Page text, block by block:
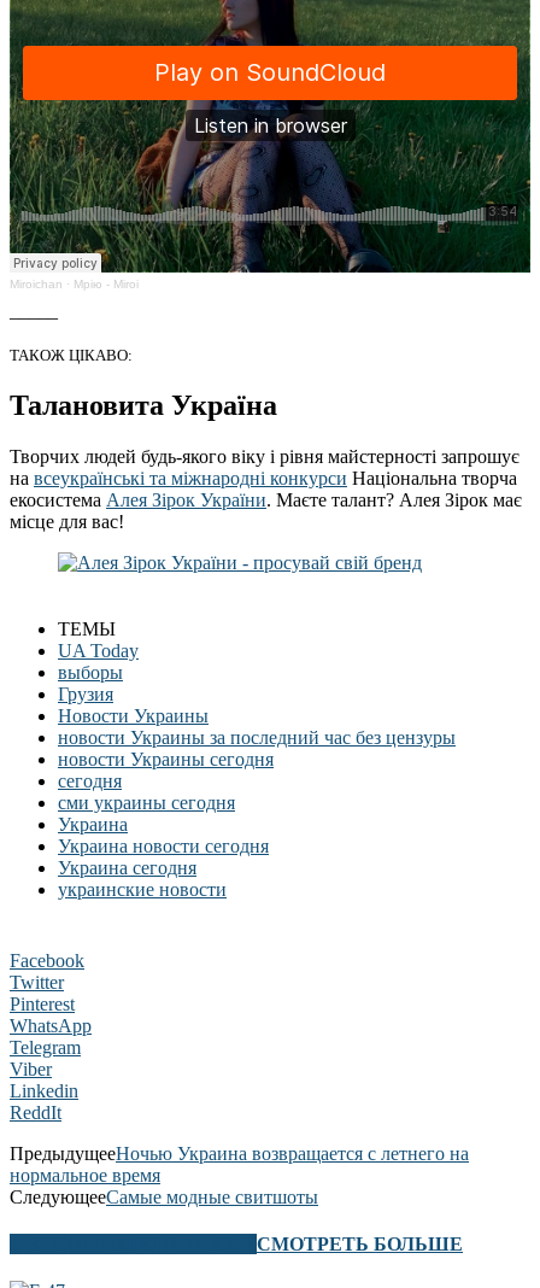
Miroichan · Мрію - Miroi
ТАКОЖ ЦІКАВО:
Талановита Україна
Творчих людей будь-якого віку і рівня майстерності запрошує
на всеукраїнські та міжнародні конкурси Національна творча
екосистема Алея Зірок України. Маєте талант? Алея Зірок має
місце для вас!
ТЕМЫ
UA Today
выборы
Грузия
Новости Украины
новости Украины за последний час без цензуры
новости Украины сегодня
сегодня
сми украины сегодня
Украина
Украина новости сегодня
Украина сегодня
украинские новости
Facebook
Twitter
Pinterest
WhatsApp
Telegram
Viber
Linkedin
ReddIt
ПредыдущееНочью Украина возвращается с летнего на
нормальное время
СледующееСамые модные свитшоты
СМОТРЕТЬ БОЛЬШЕ